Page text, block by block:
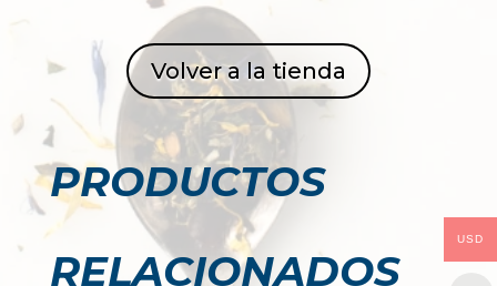
Volver a la tienda
PRODUCTOS
RELACIONADOS
USD